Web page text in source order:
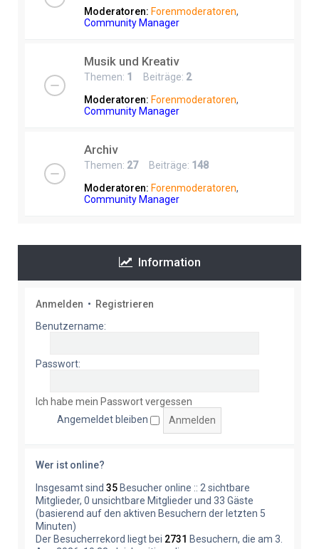
Moderatoren: Forenmoderatoren,
Community Manager
Musik und Kreativ
Themen: 1 Beiträge: 2
Moderatoren: Forenmoderatoren,
Community Manager
Archiv
Themen: 27Beiträge: 148
Moderatoren: Forenmoderatoren,
Community Manager
Information
Anmelden • Registrieren
Benutzername:
Passwort:
Ich habe mein Passwort vergessen
Angemeldet bleiben
Wer ist online?
Insgesamt sind 35Besucher online :: 2 sichtbare
Mitglieder, 0 unsichtbare Mitglieder und 33 Gäste
(basierend auf den aktiven Besuchern der letzten 5
Minuten)
Der Besucherrekord liegt bei 2731 Besuchern, die am 3.